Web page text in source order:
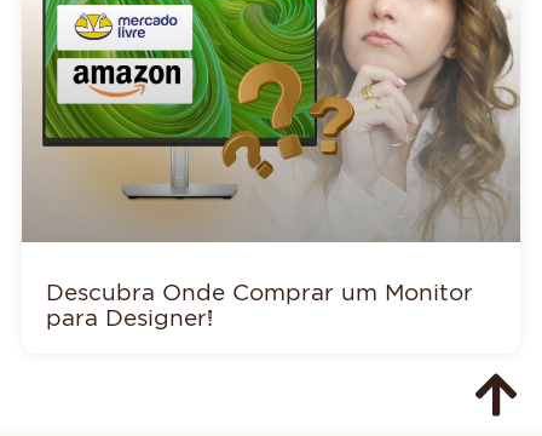
Descubra Onde Comprar um Monitor
para Designer!